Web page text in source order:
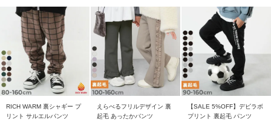
RICH WARM 裏シャギー プ
リント サルエルパンツ
えらべるフリルデザイン 裏
起毛 あったかパンツ
【SALE 5%OFF】デビラボ
プリント 裏起毛 パンツ